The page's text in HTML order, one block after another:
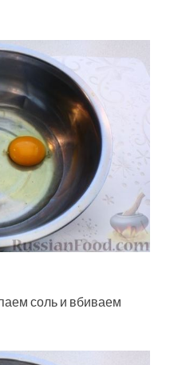
соль и вбиваем